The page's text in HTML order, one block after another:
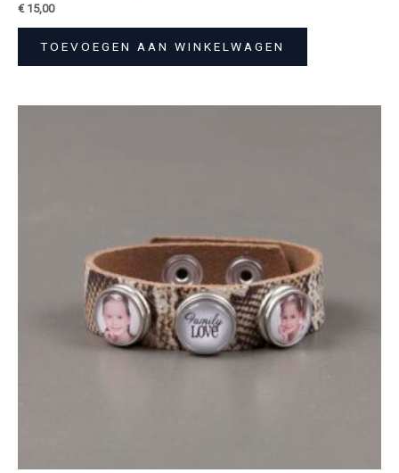
€15,00
TOEVOEGEN AAN WINKELWAGEN